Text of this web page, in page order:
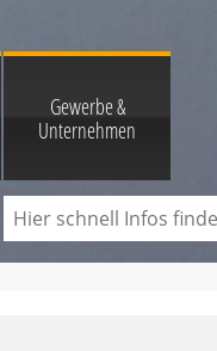
Gewerbe &
Unternehmen